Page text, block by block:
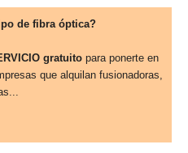
de fibra óptica?
gratuito para ponerte en
que alquilan fusionadoras,